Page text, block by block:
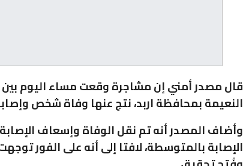
قال مصدر أمني إن مشاجرة وقعت مساء اليوم
النعيمة بمحافظة اربد، نتج عنها وفاة شخص
وأضاف المصدر أنه تم نقل الوفاة وإسعاف
الإصابة بالمتوسطة، لافتا إلى أنه على الفور